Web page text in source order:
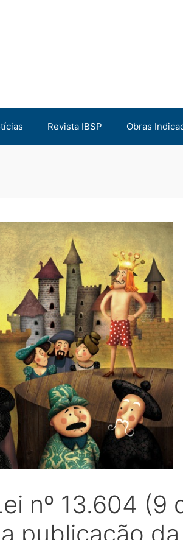
Revista IBSP Obras
nº 13.604
publicação